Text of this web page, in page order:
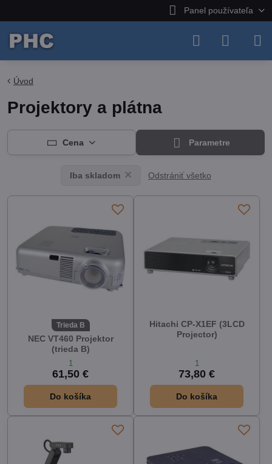
Panel používateľa
Úvod
Projektory a plátna
Cena Parametre
Iba skladom Odstrániť všetko
Trieda B
NEC VT460 Projektor
(trieda B)
1
61,50 €
Do košíka
Hitachi CP-X1EF (3LCD
Projector)
1
73,80 €
Do košíka